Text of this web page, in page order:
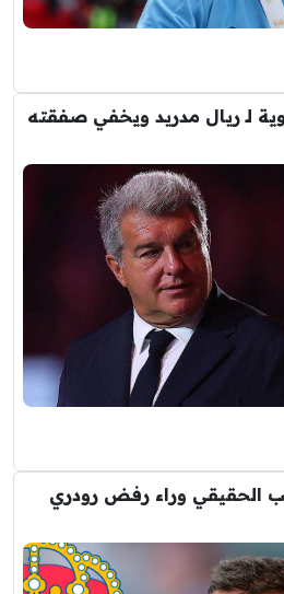
لـ ريال مدريد ويخفي صفقته
الحقيقي وراء رفض رودري